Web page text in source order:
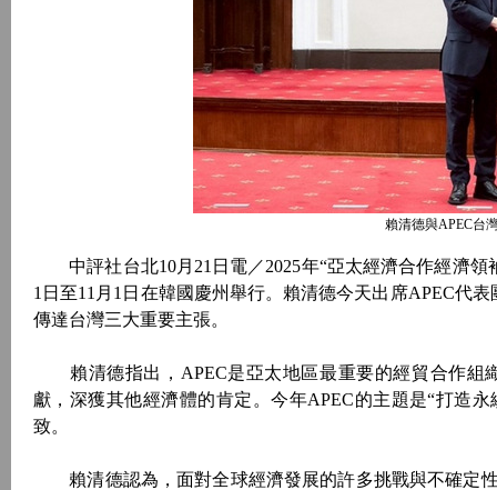
賴清德與APEC台
中評社台北10月21日電／2025年“亞太經濟合作經濟
1日至11月1日在韓國慶州舉行。賴清德今天出席APEC代
傳達台灣三大重要主張。
賴清德指出，APEC是亞太地區最重要的經貿合作組
獻，深獲其他經濟體的肯定。今年APEC的主題是“打造
致。
賴清德認為，面對全球經濟發展的許多挑戰與不確定